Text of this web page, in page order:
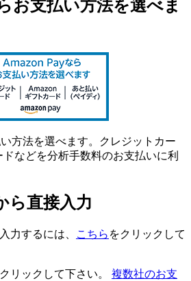
お支払い方法を選べま
方法を選べます。クレジットカー
ドなどを分析手数料のお支払いに利
ら直接入力
力するには、 こちら をクリックして
リックして下さい。 複数社のお支